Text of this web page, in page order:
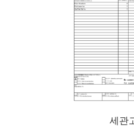
세관